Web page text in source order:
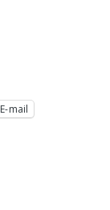
E-mail